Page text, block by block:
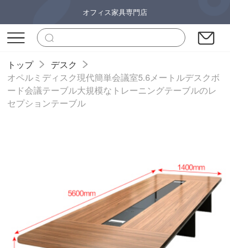
オフィス家具専門店
トップ
デスク
オペルミディスク現代簡単会議室5.6メートルデスクボ
ード会議テーブル大規模なトレーニングテーブルのレ
セプションテーブル